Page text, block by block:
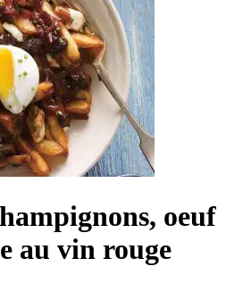
oeuf
au vin rouge